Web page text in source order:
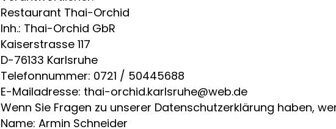
Restaurant Thai-Orchid
Inh.: Thai-Orchid GbR
Kaiserstrasse 117
D-76133 Karlsruhe
Telefonnummer: 0721 / 50445688
E-Mailadresse: thai-orchid.karlsruhe@web.de
Wenn Sie Fragen zu unserer Datenschutzerklärung haben,
Name: Armin Schneider